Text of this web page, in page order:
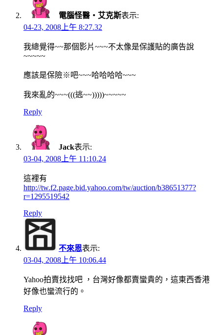
電腦怪醫‧艾克斯表示:
04-23, 2008上午 8:27.32
我總覺得~~那個影片~~~不太像是保護貼的廣告說
~~~~~
應該是保險※吧~~~哈哈哈哈~~~
我來亂的~~~(((逃~~)))))~~~~~
Reply
Jack表示:
03-04, 2008上午 11:10.24
這裡有
http://tw.f2.page.bid.yahoo.com/tw/auction/b38651377?
r=1295519542
Reply
不來恩表示:
03-04, 2008上午 10:06.44
Yahoo拍賣找找吧 ，台灣好像都賣蠻貴的，這東西香港
好像也蠻流行的。
Reply